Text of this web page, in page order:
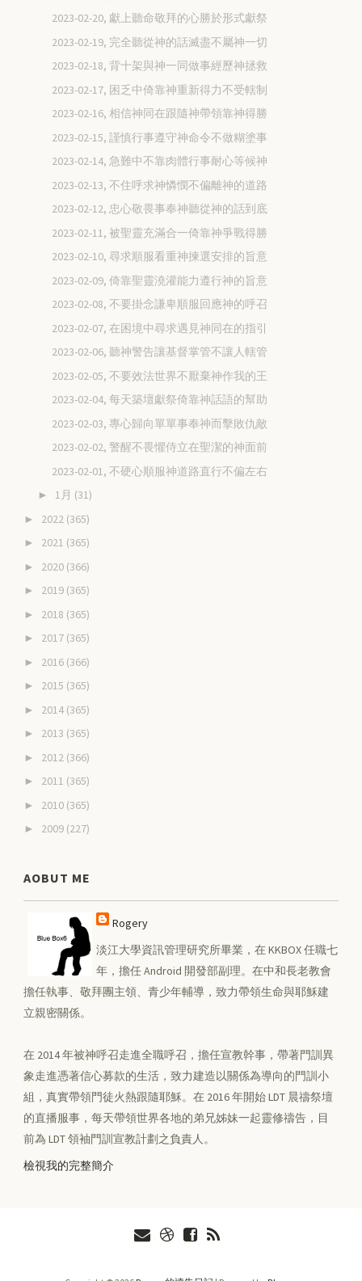
2023-02-20, 獻上聽命敬拜的心勝於形式獻祭
2023-02-19, 完全聽從神的話滅盡不屬神一切
2023-02-18, 背十架與神一同做事經歷神拯救
2023-02-17, 困乏中倚靠神重新得力不受轄制
2023-02-16, 相信神同在跟隨神帶領靠神得勝
2023-02-15, 謹慎行事遵守神命令不做糊塗事
2023-02-14, 急難中不靠肉體行事耐心等候神
2023-02-13, 不住呼求神憐憫不偏離神的道路
2023-02-12, 忠心敬畏事奉神聽從神的話到底
2023-02-11, 被聖靈充滿合一倚靠神爭戰得勝
2023-02-10, 尋求順服看重神揀選安排的旨意
2023-02-09, 倚靠聖靈澆灌能力遵行神的旨意
2023-02-08, 不要掛念謙卑順服回應神的呼召
2023-02-07, 在困境中尋求遇見神同在的指引
2023-02-06, 聽神警告讓基督掌管不讓人轄管
2023-02-05, 不要效法世界不厭棄神作我的王
2023-02-04, 每天築壇獻祭倚靠神話語的幫助
2023-02-03, 專心歸向單單事奉神而擊敗仇敵
2023-02-02, 警醒不畏懼侍立在聖潔的神面前
2023-02-01, 不硬心順服神道路直行不偏左右
► 1月 (31)
► 2022 (365)
► 2021 (365)
► 2020 (366)
► 2019 (365)
► 2018 (365)
► 2017 (365)
► 2016 (366)
► 2015 (365)
► 2014 (365)
► 2013 (365)
► 2012 (366)
► 2011 (365)
► 2010 (365)
► 2009 (227)
AOBUT ME
Rogery
淡江大學資訊管理研究所畢業，在 KKBOX 任職七
年，擔任 Android 開發部副理。在中和長老教會
擔任執事、敬拜團主領、青少年輔導，致力帶領生命與耶穌建
立親密關係。
在 2014 年被神呼召走進全職呼召，擔任宣教幹事，帶著門訓異
象走進憑著信心募款的生活，致力建造以關係為導向的門訓小
組，真實帶領門徒火熱跟隨耶穌。在 2016 年開始 LDT 晨禱祭壇
的直播服事，每天帶領世界各地的弟兄姊妹一起靈修禱告，目
前為 LDT 領袖門訓宣教計劃之負責人。
檢視我的完整簡介